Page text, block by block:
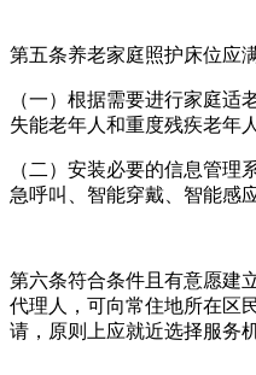
第五条养老家庭照护床位应
（一）根据需要进行家庭适
失能老年人和重度残疾老年
（二）安装必要的信息管理
急呼叫、智能穿戴、智能感
第六条符合条件且有意愿建
代理人，可向常住地所在区
请，原则上应就近选择服务机